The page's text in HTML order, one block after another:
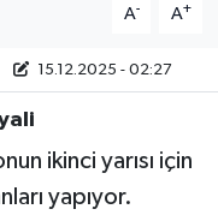
A- A+
15.12.2025 - 02:27
ikinci yarısı için
yapıyor.